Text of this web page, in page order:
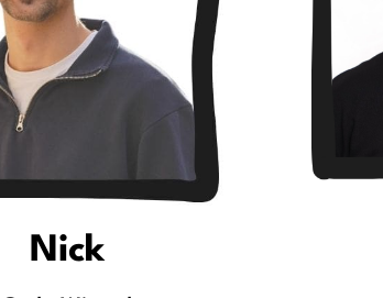
Nick